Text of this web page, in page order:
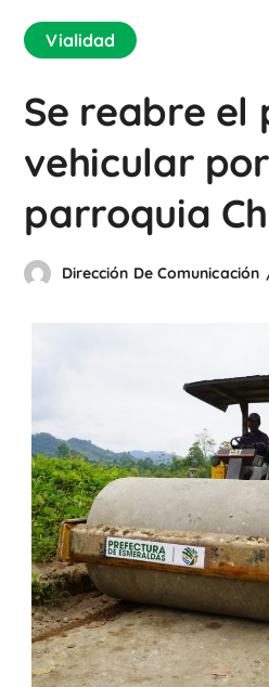
Vialidad
Se reabre el
vehicular
parroquia
Dirección De Comunicación